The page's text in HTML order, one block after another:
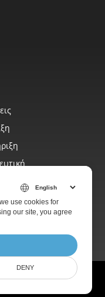
διατηρούνται.
use cookies for
our site, you agree
DENY